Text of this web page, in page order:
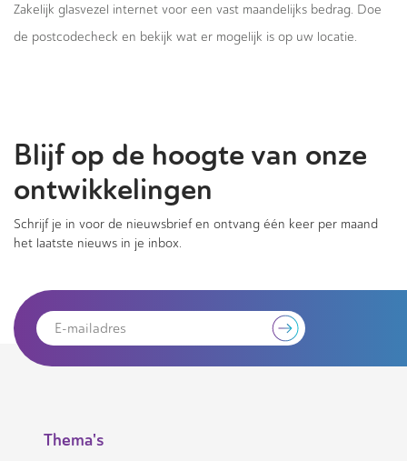
Zakelijk glasvezel internet voor een vast maandelijks bedrag. Doe
de postcodecheck en bekijk wat er mogelijk is op uw locatie.
Blijf op de hoogte van onze
ontwikkelingen
Schrijf je in voor de nieuwsbrief en ontvang één keer per maand
het laatste nieuws in je inbox.
Thema's